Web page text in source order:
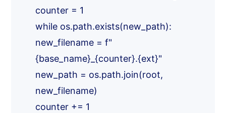
counter = 1
while os.path.exists(new_path):
new_filename = f"
{base_name}_{counter}.{ext}"
new_path = os.path.join(root,
new_filename)
counter += 1